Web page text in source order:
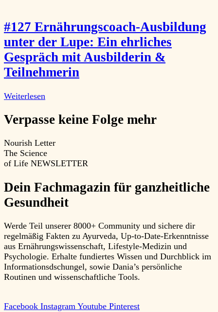
#127 Ernährungscoach-Ausbildung
unter der Lupe: Ein ehrliches
Gespräch mit Ausbilderin &
Teilnehmerin
Weiterlesen
Verpasse keine Folge mehr
Nourish Letter
The Science
of Life NEWSLETTER
Dein Fachmagazin für ganzheitliche
Gesundheit
Werde Teil unserer 8000+ Community und sichere dir
regelmäßig Fakten zu Ayurveda, Up-to-Date-Erkenntnisse
aus Ernährungswissenschaft, Lifestyle-Medizin und
Psychologie. Erhalte fundiertes Wissen und Durchblick im
Informationsdschungel, sowie Dania’s persönliche
Routinen und wissenschaftliche Tools.
Facebook Instagram Youtube Pinterest